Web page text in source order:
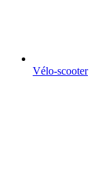
Vélo-scooter